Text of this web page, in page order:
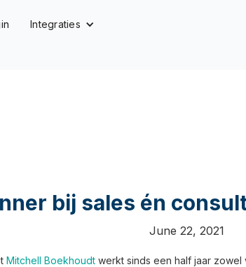
Integraties
bij sales én
June 22, 2021
Mitchell Boekhoudt werkt sinds een half jaar zowel